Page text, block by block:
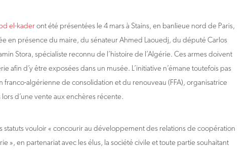
el-kaderont été présentées le 4 mars à Stains, en banlieue nord de Paris,
en présence du maire, du sénateur Ahmed Laouedj, du député Carlos
Stora, spécialiste reconnu de l’histoire de l’Algérie. Ces armes doivent
afin d’y être exposées dans un musée. L’initiative n’émane toutefois pas
franco-algérienne de consolidation et du renouveau (FFA), organisatrice
d’une vente aux enchères récente.
statuts vouloir « concourir au développement des relations de coopération
», en partenariat avec les élus, la société civile et toute partie souhaitant